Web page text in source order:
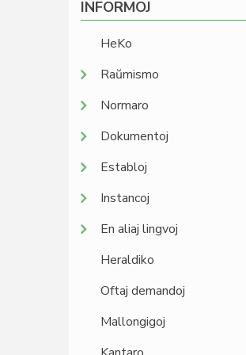
INFORMOJ
HeKo
Raŭmismo
Normaro
Dokumentoj
Establoj
Instancoj
En aliaj lingvoj
Heraldiko
Oftaj demandoj
Mallongigoj